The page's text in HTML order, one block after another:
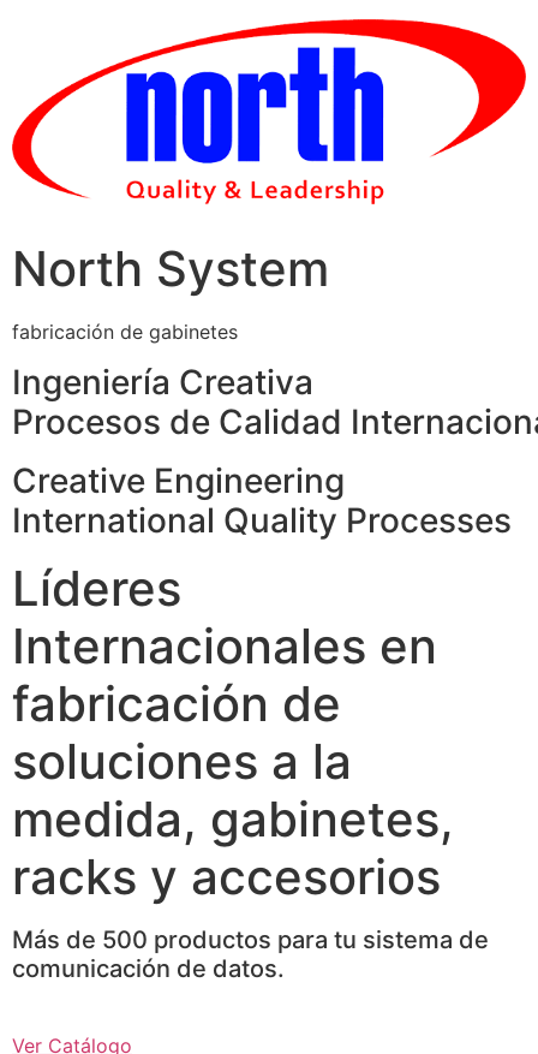
North System
fabricación de gabinetes
Ingeniería Creativa
Procesos de Calidad
Creative Engineering
International Quality Processes
Líderes
Internacionales en
fabricación de
soluciones a la
medida, gabinetes,
racks y accesorios
Más de 500 productos para tu sistema de
comunicación de datos.
Ver Catálogo